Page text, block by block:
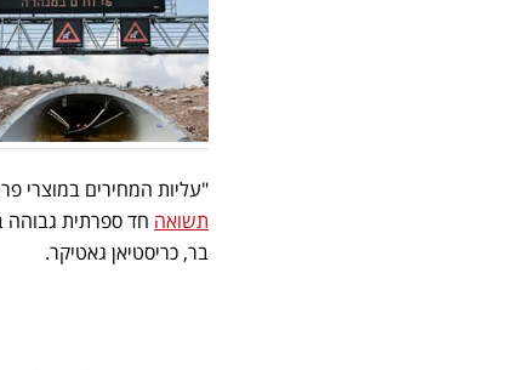
"עליות המחירים במוצרי
תשואה חד ספרתית
בר, כריסטיאן גאטיקר.